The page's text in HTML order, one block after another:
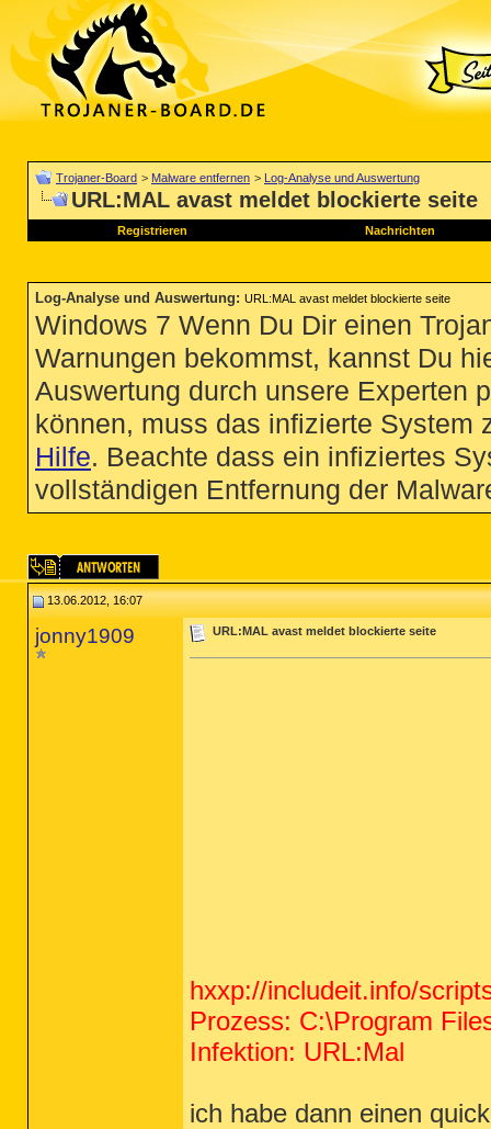
Trojaner-Board > Malware entfernen > Log-Analyse und Auswertung
URL:MAL avast meldet blockierte seite
Registrieren Nachrichten
Log-Analyse und Auswertung: URL:MAL avast meldet blockierte seite
Windows 7 Wenn Du Dir einen
Warnungen bekommst, kannst Du
Auswertung durch unsere Experten
können, muss das infizierte System
Hilfe. Beachte dass ein infiziertes
vollständigen Entfernung der
13.06.2012, 16:07
jonny1909 URL:MAL avast meldet blockierte seite
hxxp://includeit.info/
Prozess: C:\Program
Infektion: URL:Mal
ich habe dann einen